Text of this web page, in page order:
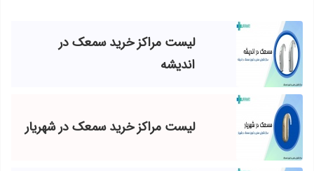
لیست مراکز خرید سمعک در
اندیشه
لیست مراکز خرید سمعک در شهریار